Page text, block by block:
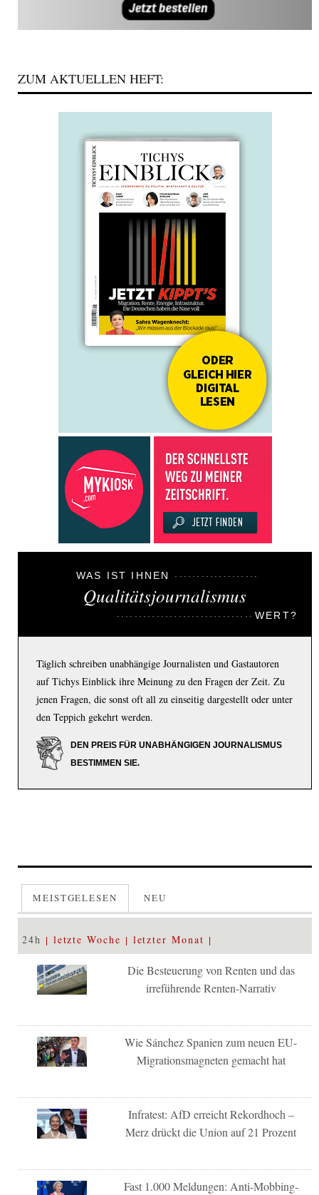
ZUM AKTUELLEN HEFT:
WAS IST IHNEN
Qualitätsjournalismus
WERT?
Täglich schreiben unabhängige Journalisten und Gastautoren
auf Tichys Einblick ihre Meinung zu den Fragen der Zeit. Zu
jenen Fragen, die sonst oft all zu einseitig dargestellt oder unter
den Teppich gekehrt werden.
DEN PREIS FÜR UNABHÄNGIGEN JOURNALISMUS
BESTIMMEN SIE.
MEISTGELESEN NEU
24h letzte Woche letzter Monat
Die Besteuerung von Renten und das
irreführende Renten-Narrativ
Wie Sánchez Spanien zum neuen EU-
Migrationsmagneten gemacht hat
Infratest: AfD erreicht Rekordhoch –
Merz drückt die Union auf 21 Prozent
Fast 1.000 Meldungen: Anti-Mobbing-